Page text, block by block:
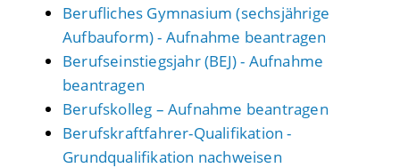
Berufliches Gymnasium (sechsjährige
Aufbauform) - Aufnahme beantragen
Berufseinstiegsjahr (BEJ) - Aufnahme
beantragen
Berufskolleg – Aufnahme beantragen
Berufskraftfahrer-Qualifikation -
Grundqualifikation nachweisen